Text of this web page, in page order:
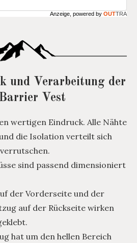
Anzeige, powered by OUTTRA
und Verarbeitung der
Vest
wertigen Eindruck. Alle Nähte
die Isolation verteilt sich
sind passend dimensioniert
der Vorderseite und der
auf der Rückseite wirken
hat um den hellen Bereich